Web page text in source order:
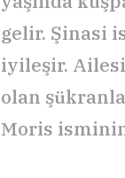
gelir. Şinasi
iyileşir.
olan
Moris